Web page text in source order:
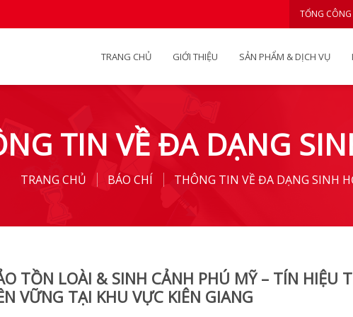
TỔNG CÔNG
TRANG CHỦ GIỚI THIỆU SẢN PHẨM & DỊCH VỤ
TIN VỀ ĐA DẠNG
TRANG CHỦ BÁO CHÍ THÔNG TIN VỀ ĐA DẠNG SINH
TỒN LOÀI & SINH CẢNH PHÚ MỸ – TÍN HIỆU
VỮNG TẠI KHU VỰC KIÊN GIANG